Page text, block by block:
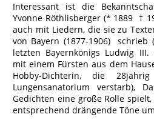
Interessant ist die
Yvonne Röthlisberger (* 1889 †
auch mit Liedern, die sie zu
von Bayern (1877-1906) schrieb
letzten Bayernkönigs Ludwig
mit einem Fürsten aus dem
Hobby-Dichterin, die
Lungensanatorium verstarb),
Gedichten eine große Rolle
entsprechend drängende Töne